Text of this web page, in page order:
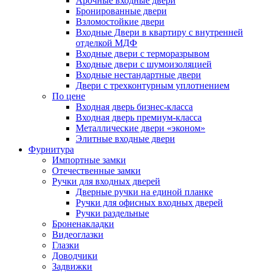
Бронированные двери
Взломостойкие двери
Входные Двери в квартиру с внутренней
отделкой МДФ
Входные двери с терморазрывом
Входные двери с шумоизоляцией
Входные нестандартные двери
Двери с трехконтурным уплотнением
По цене
Входная дверь бизнес-класса
Входная дверь премиум-класса
Металлические двери «эконом»
Элитные входные двери
Фурнитура
Импортные замки
Отечественные замки
Ручки для входных дверей
Дверные ручки на единой планке
Ручки для офисных входных дверей
Ручки раздельные
Броненакладки
Видеоглазки
Глазки
Доводчики
Задвижки